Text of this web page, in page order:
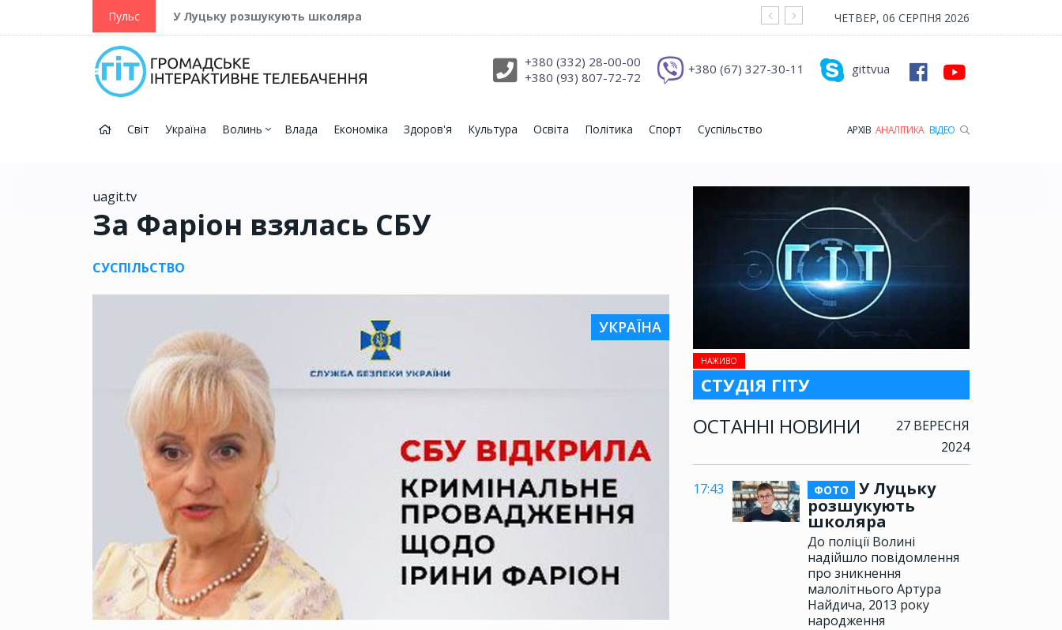
Пульс У Луцьку розшукують школяра На війні загинув Герой з Рожищенської
ЧЕТВЕР, 06 СЕРПНЯ 2026
gittvua
+380 (67) 327-30-11
+380 (332) 28-00-00
+380 (93) 807-72-72
Світ Україна Волинь Влада Економіка Здоров'я Культура Освіта Політика Спорт Суспільство АРХІВ АНАЛІТИКА ВІДЕО
НАЖИВО
СТУДІЯ ГІТУ
ОСТАННІ НОВИНИ
27 ВЕРЕСНЯ
2024
17:43 ФОТО
У Луцьку
розшукують
школяра
До поліції Волині
надійшло повідомлення
про зникнення
малолітнього Артура
Найдича, 2013 року
народження
uagit.tv
За Фаріон взялась СБУ
СУСПІЛЬСТВО
УКРАЇНА